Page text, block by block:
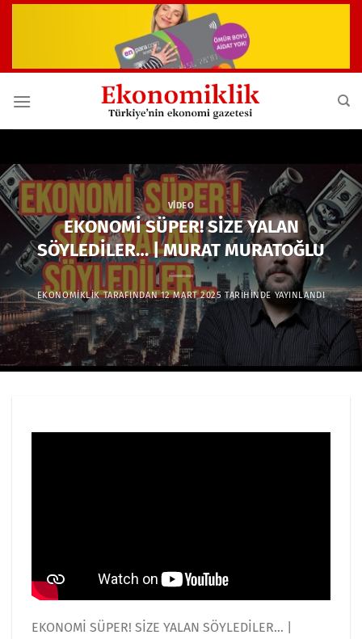
VIDEO
EKONOMİ SÜPER! SİZE YALAN
SÖYLEDİLER… | MURAT MURATOĞLU
EKONOMIKLIKTARAFINDAN 12 MART 2025 TARIHINDE YAYINLANDI
EKONOMİ SÜPER! SİZE YALAN SÖYLEDİLER… |